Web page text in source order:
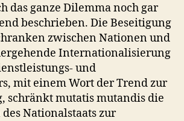
das ganze Dilemma noch gar
beschrieben. Die Beseitigung
zwischen Nationen und
Internationalisierung
und
mit einem Wort der Trend zur
schränkt mutatis mutandis die
Nationalstaats zur